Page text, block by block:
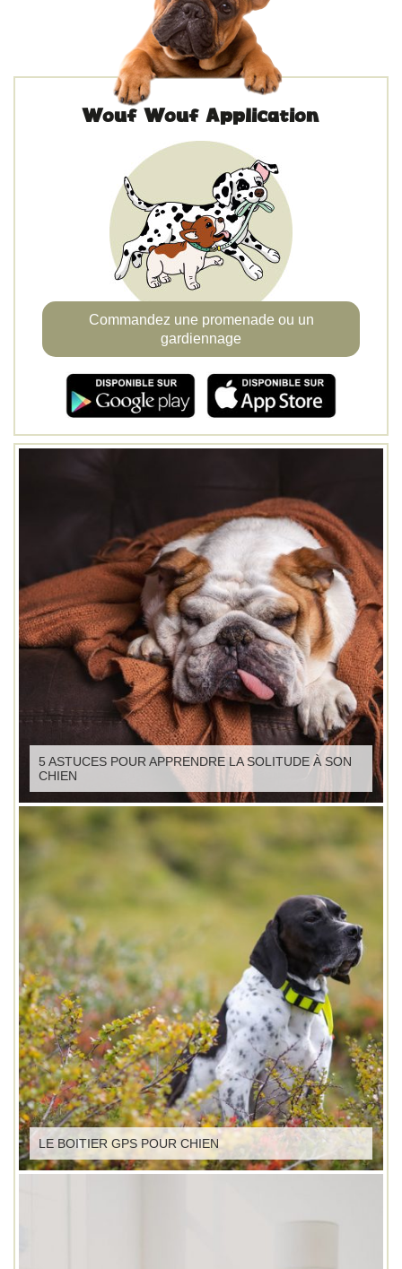
Wouf Wouf Application
Commandez une promenade ou un
gardiennage
5 ASTUCES POUR APPRENDRE LA SOLITUDE À SON
CHIEN
LE BOITIER GPS POUR CHIEN